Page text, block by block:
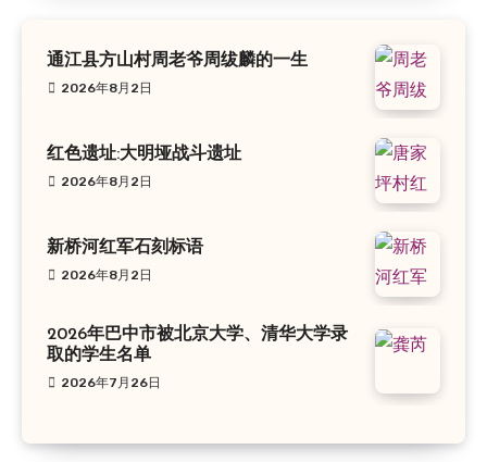
通江县方山村周老爷周绂麟的一生
2026年8月2日
红色遗址:大明垭战斗遗址
2026年8月2日
新桥河红军石刻标语
2026年8月2日
2026年巴中市被北京大学、清华大学录
取的学生名单
2026年7月26日